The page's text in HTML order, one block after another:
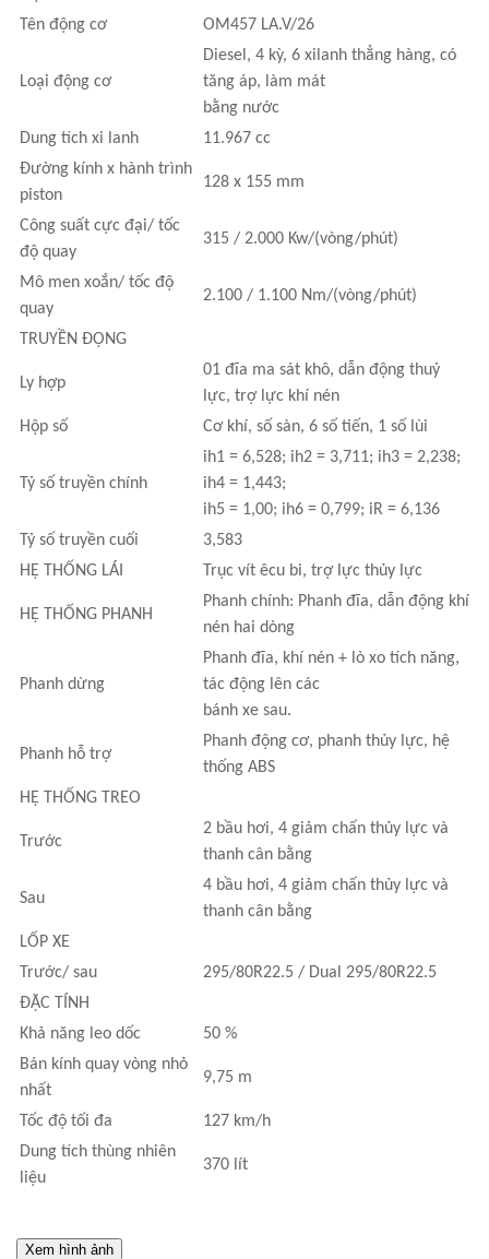
Tên động cơ
OM457 LA.V/26
Loại động cơ
Diesel, 4 kỳ, 6 xilanh thẳng hàng, có
tăng áp, làm mát
bằng nước
Dung tích xi lanh
11.967 cc
Đường kính x hành trình
piston
128 x 155 mm
Công suất cực đại/ tốc
độ quay
315 / 2.000 Kw/(vòng/phút)
Mô men xoắn/ tốc độ
quay
2.100 / 1.100 Nm/(vòng/phút)
TRUYỀN ĐỘNG
Ly hợp
01 đĩa ma sát khô, dẫn động thuỷ
lực, trợ lực khí nén
Hộp số
Cơ khí, số sàn, 6 số tiến, 1 số lùi
Tỷ số truyền chính
ih1 = 6,528; ih2 = 3,711; ih3 = 2,238;
ih4 = 1,443;
ih5 = 1,00; ih6 = 0,799; iR = 6,136
Tỷ số truyền cuối
3,583
HỆ THỐNG LÁI
Trục vít êcu bi, trợ lực thủy lực
HỆ THỐNG PHANH
Phanh chính: Phanh đĩa, dẫn động khí
nén hai dòng
Phanh dừng
Phanh đĩa, khí nén + lò xo tích năng,
tác động lên các
bánh xe sau.
Phanh hỗ trợ
Phanh động cơ, phanh thủy lực, hệ
thống ABS
HỆ THỐNG TREO
Trước
2 bầu hơi, 4 giảm chấn thủy lực và
thanh cân bằng
Sau
4 bầu hơi, 4 giảm chấn thủy lực và
thanh cân bằng
LỐP XE
Trước/ sau
295/80R22.5 / Dual 295/80R22.5
ĐẶC TÍNH
Khả năng leo dốc
50 %
Bán kính quay vòng nhỏ
nhất
9,75 m
Tốc độ tối đa
127 km/h
Dung tích thùng nhiên
liệu
370 lít
Xem hình ảnh